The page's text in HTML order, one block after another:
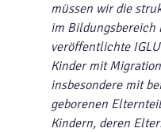
müssen wir die
im Bildungsbereich
veröffentlichte
Kinder mit
insbesondere mit
geborenen
Kindern, deren